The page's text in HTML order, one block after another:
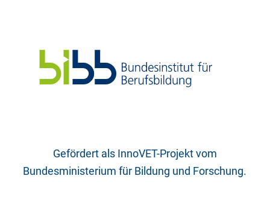
Gefördert als InnoVET-Projekt vom
Bundesministerium für Bildung und Forschung.